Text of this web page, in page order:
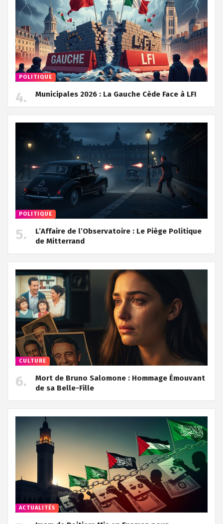
POLITIQUE
Municipales 2026 : La Gauche Cède Face à LFI
POLITIQUE
L’Affaire de l’Observatoire : Le Piège Politique
de Mitterrand
CULTURE
Mort de Bruno Salomone : Hommage Émouvant
de sa Belle-Fille
ACTUALITÉS